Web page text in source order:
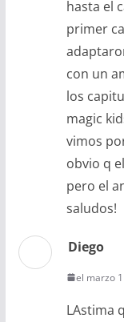
hasta el
primer
con un
los
magic
vimos
obvio q
pero el
saludos!
Diego
el marzo
LAstima